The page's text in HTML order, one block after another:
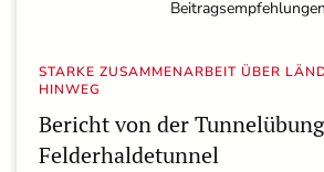
Beitragsempfehlungen
STARKE ZUSAMMENARBEIT ÜBER
HINWEG
Bericht von der
Felderhaldetunnel